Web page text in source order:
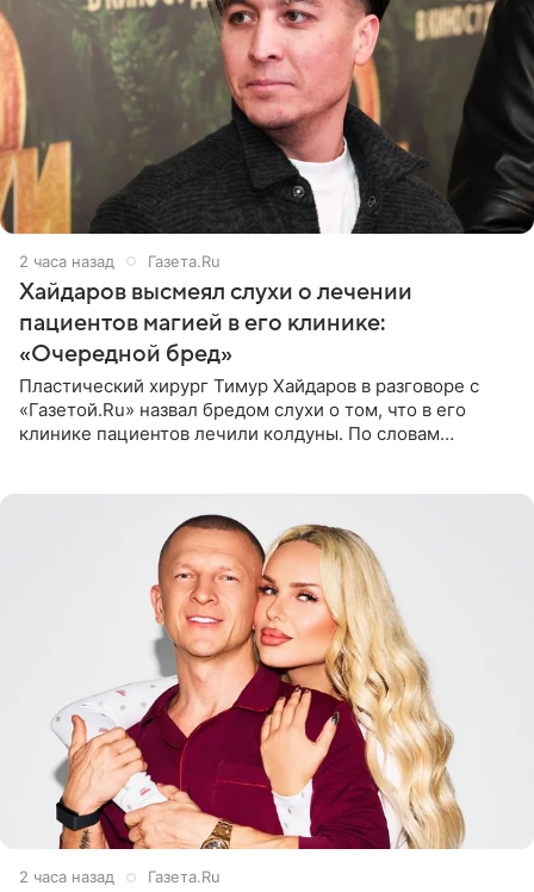
2 часа назад Газета.Ru
Хайдаров высмеял слухи о лечении
пациентов магией в его клинике:
«Очередной бред»
Пластический хирург Тимур Хайдаров в разговоре с
«Газетой.Ru» назвал бредом слухи о том, что в его
клинике пациентов лечили колдуны. По словам
2 часа назад Газета.Ru